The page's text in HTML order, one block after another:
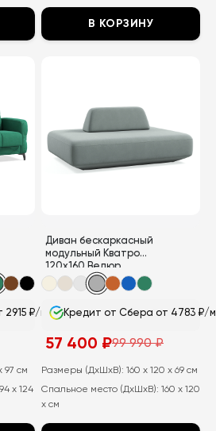
В КОРЗИНУ
несколько
вариаций.
Опции
можно
товара.
2915 ₽/мес
97 см
x 124
Диван бескаркасный
модульный Кватро
120х160 Велюр
Кредит от Сбера от 4783 ₽/
99 990₽
Первоначальная
составляла
990
₽.
57 400 ₽
Текущая
57
₽.
Размеры (ДхШхВ): 160 x 120 x 69 см
Спальное место (ДхШхВ): 160 x 120
x см